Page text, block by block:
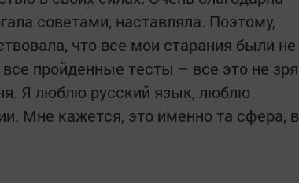
советами, наставляла. Поэтому,
что все мои старания были не
пройденные тесты – все это не
Я люблю русский язык, люблю
Мне кажется, это именно та сфера, в